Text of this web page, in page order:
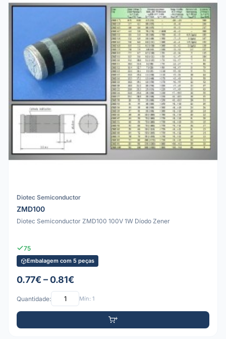
Diotec Semiconductor
ZMD100
Diotec Semiconductor ZMD100 100V 1W Díodo Zener
75
Embalagem com 5 peças
0.77€ – 0.81€
Quantidade: Mín: 1